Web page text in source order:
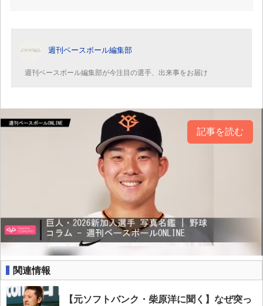
週刊ベースボール編集部
週刊ベースボール編集部が今注目の選手、出来事をお届け
記事を読む
関連情報
【元ソフトバンク・柴原洋に聞く】なぜ突っ